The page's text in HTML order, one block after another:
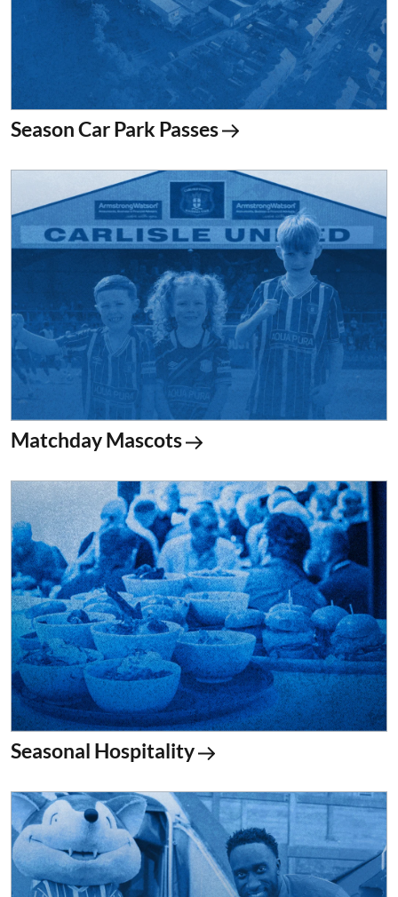
Season Car Park Passes
Matchday Mascots
Seasonal Hospitality